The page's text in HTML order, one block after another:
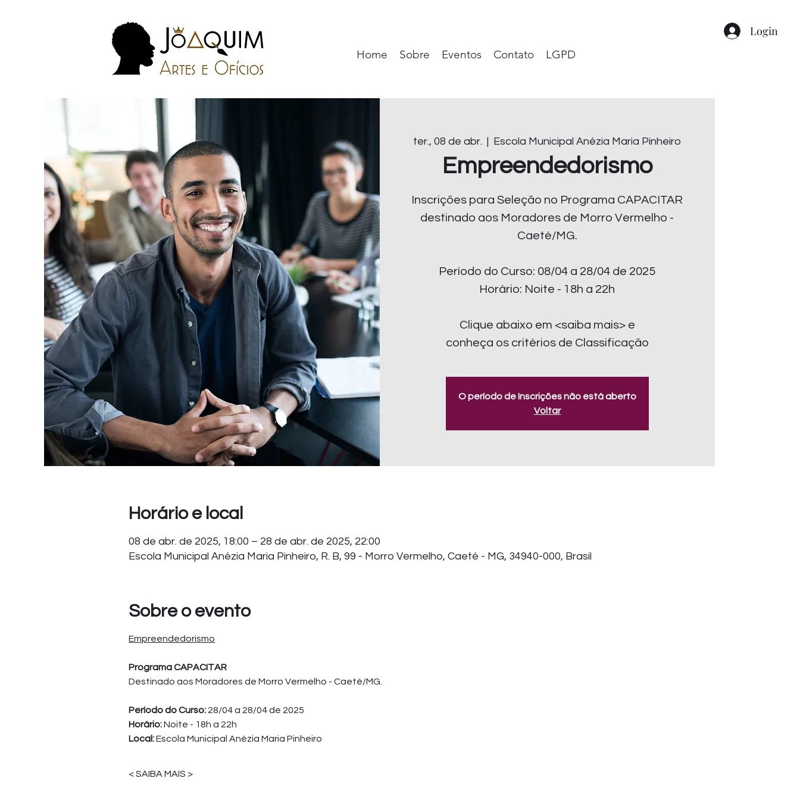
Login
Home Sobre Eventos Contato LGPD
ter., 08 de abr.
  |
Escola Municipal Anézia Maria Pinheiro
Empreendedorismo
Inscrições para Seleção no Programa CAPACITAR
destinado aos Moradores de Morro Vermelho -
Caeté/MG.
Período do Curso: 08/04 a 28/04 de 2025
Horário: Noite - 18h a 22h
Clique abaixo em <saiba mais> e
conheça os critérios de Classificação
O período de Inscrições não está aberto
Voltar
Horário e local
08 de abr. de 2025, 18:00 – 28 de abr. de 2025, 22:00
Escola Municipal Anézia Maria Pinheiro, R. B, 99 - Morro Vermelho, Caeté - MG, 34940-000, Brasil
Sobre o evento
Empreendedorismo
Programa CAPACITAR
Destinado aos Moradores de Morro Vermelho - Caeté/MG.
Período do Curso: 28/04 a 28/04 de 2025
Horário: Noite - 18h a 22h
Local: Escola Municipal Anézia Maria Pinheiro
< SAIBA MAIS >